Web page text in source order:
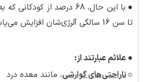
●
با این حال، 68 درصد از
تا سن 16 سالگی آلرژی‌شان افزایش می‌یابد.
● علائم عبارتند از:
○ناراحتی‌های گوارشی، مانند معده درد